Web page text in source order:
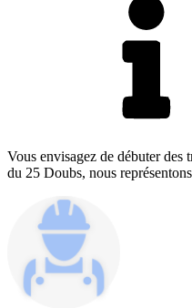
Vous envisagez de débuter des
du 25 Doubs, nous